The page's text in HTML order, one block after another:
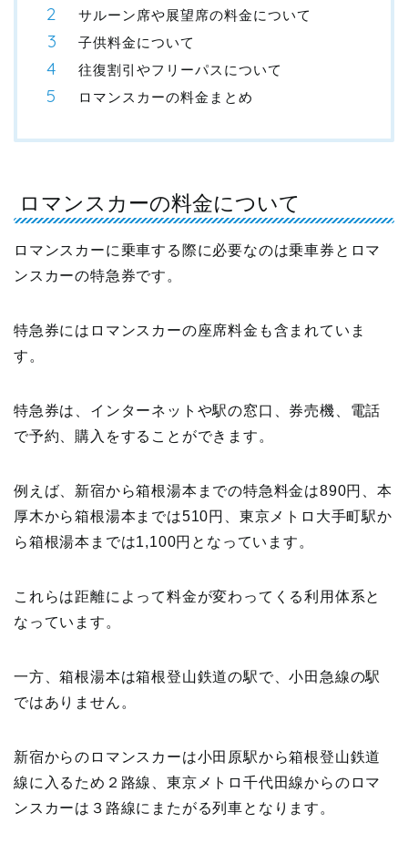
サルーン席や展望席の料金について
子供料金について
往復割引やフリーパスについて
ロマンスカーの料金まとめ
ロマンスカーの料金について
ロマンスカーに乗車する際に必要なのは乗車券とロマ
ンスカーの特急券です。
特急券にはロマンスカーの座席料金も含まれていま
す。
特急券は、インターネットや駅の窓口、券売機、電話
で予約、購入をすることができます。
例えば、新宿から箱根湯本までの特急料金は890円、本
厚木から箱根湯本までは510円、東京メトロ大手町駅か
ら箱根湯本までは1,100円となっています。
これらは距離によって料金が変わってくる利用体系と
なっています。
一方、箱根湯本は箱根登山鉄道の駅で、小田急線の駅
ではありません。
新宿からのロマンスカーは小田原駅から箱根登山鉄道
線に入るため２路線、東京メトロ千代田線からのロマ
ンスカーは３路線にまたがる列車となります。